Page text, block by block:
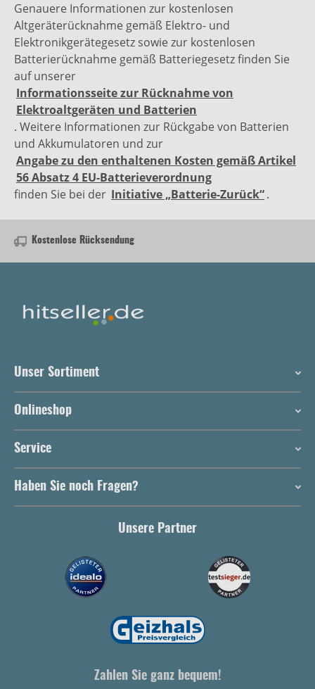
Genauere Informationen zur kostenlosen
Altgeräterücknahme gemäß Elektro- und
Elektronikgerätegesetz sowie zur kostenlosen
Batterierücknahme gemäß Batteriegesetz finden Sie
auf unserer
Informationsseite zur Rücknahme von
Elektroaltgeräten und Batterien
. Weitere Informationen zur Rückgabe von Batterien
und Akkumulatoren und zur
Angabe zu den enthaltenen Kosten gemäß Artikel
56 Absatz 4 EU-Batterieverordnung
finden Sie bei der Initiative „Batterie-Zurück“.
Kostenlose Rücksendung
Unser Sortiment
Onlineshop
Service
Haben Sie noch Fragen?
Unsere Partner
Zahlen Sie ganz bequem!